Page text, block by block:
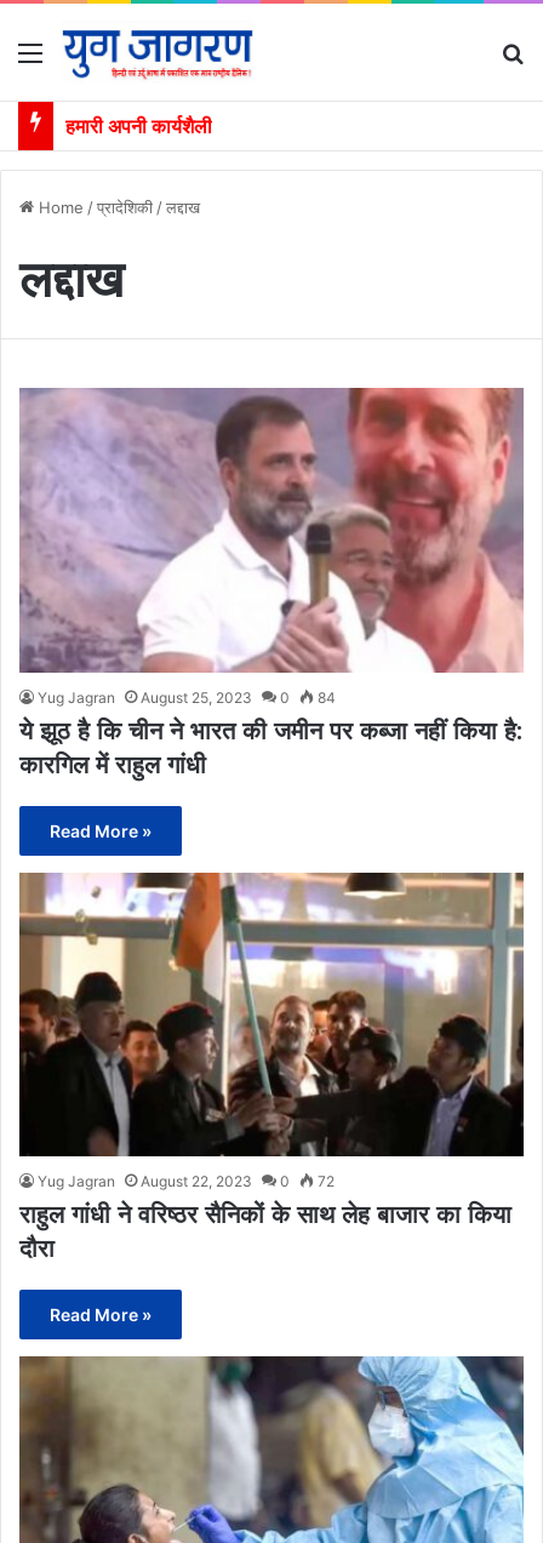
Menu
हमारी अपनी कार्यशैली
Home /प्रादेशिकी /लद्दाख
लद्दाख
Yug Jagran August 25, 2023 0 84
ये झूठ है कि चीन ने भारत की जमीन पर कब्जा नहीं किया है:
कारगिल में राहुल गांधी
Read More »
Yug Jagran August 22, 2023 0 72
राहुल गांधी ने वरिष्ठर सैनिकों के साथ लेह बाजार का किया
दौरा
Read More »